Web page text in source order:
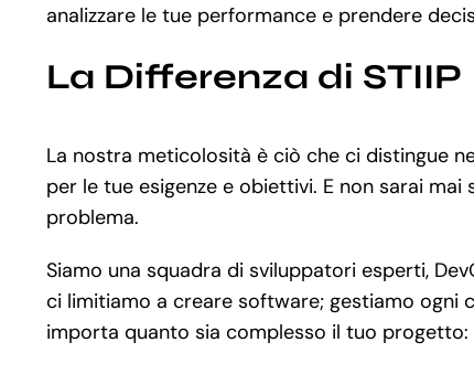
analizzare le tue performance e prendere
La Differenza di STIIP
La nostra meticolosità è ciò che ci distingue
per le tue esigenze e obiettivi. E non sarai
problema.
Siamo una squadra di sviluppatori esperti,
ci limitiamo a creare software; gestiamo ogni
importa quanto sia complesso il tuo